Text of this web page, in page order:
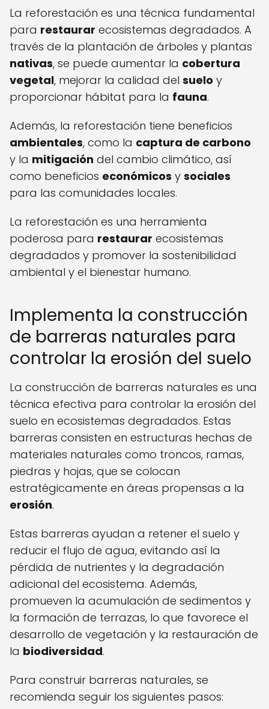
La reforestación es una técnica fundamental
para restaurar ecosistemas degradados. A
través de la plantación de árboles y plantas
nativas, se puede aumentar la cobertura
vegetal, mejorar la calidad del suelo y
proporcionar hábitat para la fauna.
Además, la reforestación tiene beneficios
ambientales, como la captura de carbono
y la mitigación del cambio climático, así
como beneficios económicos y sociales
para las comunidades locales.
La reforestación es una herramienta
poderosa para restaurar ecosistemas
degradados y promover la sostenibilidad
ambiental y el bienestar humano.
Implementa la construcción
de barreras naturales para
controlar la erosión del suelo
La construcción de barreras naturales es una
técnica efectiva para controlar la erosión del
suelo en ecosistemas degradados. Estas
barreras consisten en estructuras hechas de
materiales naturales como troncos, ramas,
piedras y hojas, que se colocan
estratégicamente en áreas propensas a la
erosión.
Estas barreras ayudan a retener el suelo y
reducir el flujo de agua, evitando así la
pérdida de nutrientes y la degradación
adicional del ecosistema. Además,
promueven la acumulación de sedimentos y
la formación de terrazas, lo que favorece el
desarrollo de vegetación y la restauración de
la biodiversidad.
Para construir barreras naturales, se
recomienda seguir los siguientes pasos: